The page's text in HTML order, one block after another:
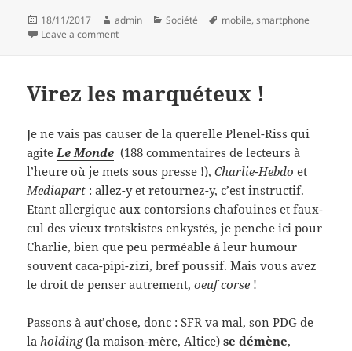
Posted
on
18/11/2017 Author
admin Categories
Société Tags
mobile,smartphone
Leave a commenton Attention où vous marchez !
Virez les marquéteux !
Je ne vais pas causer de la querelle Plenel-Riss qui
agiteLe Monde (188 commentaires de lecteurs à
l’heure où je mets sous presse !),Charlie-Hebdo et
Mediapart : allez-y et retournez-y, c’est instructif.
Etant allergique aux contorsions chafouines et faux-
cul des vieux trotskistes enkystés, je penche ici pour
Charlie, bien que peu perméable à leur humour
souvent caca-pipi-zizi, bref poussif. Mais vous avez
le droit de penser autrement,oeuf corse !
Passons à aut’chose, donc : SFR va mal, son PDG de
laholding(la maison-mère, Altice)se démène,